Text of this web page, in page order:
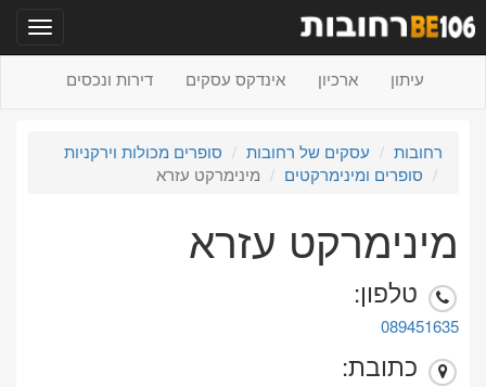
עיתון ארכיון אינדקס עסקים דירות ונכסים
רחובות עסקים של רחובות
סופרים מכולות וירקניות
סופרים ומינימרקטים
מינימרקט עזרא
מינימרקט עזרא
טלפון:
089451635
כתובת: